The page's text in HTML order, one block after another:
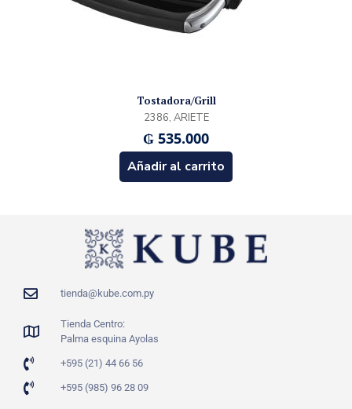
Tostadora/Grill
2386, ARIETE
₲ 535.000
Añadir al carrito
tienda@kube.com.py
Tienda Centro:
Palma esquina Ayolas
+595 (21) 44 66 56
+595 (985) 96 28 09